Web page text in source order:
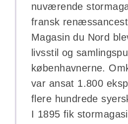
nuværende
fransk
Magasin du Nord
livsstil og
københavnerne.
var ansat 1.800
flere hundrede
I 1895 fik